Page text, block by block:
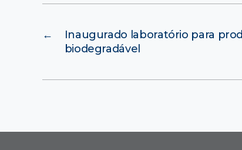
←
Inaugurado laboratório para
biodegradável